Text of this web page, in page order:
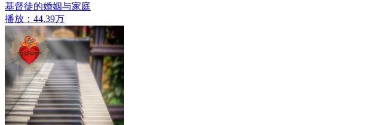
基督徒的婚姻与家庭
播放：44.39万